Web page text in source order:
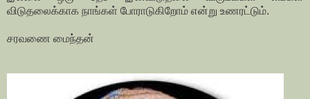
விடுதலைக்காக நாங்கள் போராடுகிறோம் என்று உணரட்டும்.
சரவணை மைந்தன்